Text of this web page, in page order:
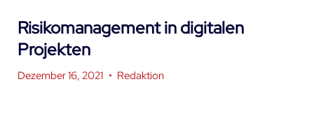
Risikomanagement in digitalen
Projekten
Dezember 16, 2021 • Redaktion